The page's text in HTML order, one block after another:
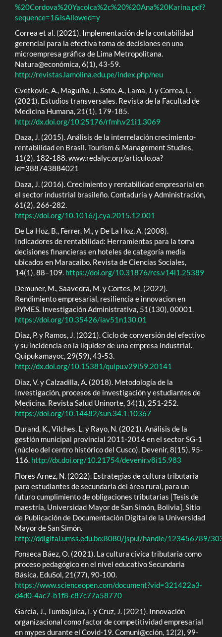
%20Cordova%20Yacolca%2c%20%20Ana%20Karina.pdf?
sequence=1&isAllowed=y
Correa et al. (2021). Implementación de la contabilidad
gerencial para la efectiva toma de decisiones en una
microempresa gráfica de Lima Metropolitana.
Natura@económica, 6(1), 43-59.
http://revistas.lamolina.edu.pe/index.php/neu
Cvetkovic, A., Maguiña, J., Soto, A., Lama, J. y Correa, L.
(2021). Estudios transversales. Revista de la Facultad de
Medicina Humana, 21(1), 179-185.
http://dx.doi.org/10.25176/rfmh.v21i1.3069
Daza, J. (2015). Análisis de la interrelación crecimiento-
rentabilidad en Brasil. Tourism & Management Studies,
11(2), 182-188. www.redalyc.org/articulo.oa?
id=388743884021
Daza, J. (2016). Crecimiento y rentabilidad empresarial en
el sector industrial brasileño. Contaduría y Administración,
61(2), 266-282.
https://doi.org/10.1016/j.cya.2015.12.001
De La Hoz, B., Ferrer, M., y De La Hoz, A. (2008).
Indicadores de rentabilidad: Herramientas para la toma
decisiones financieras en hoteles de categoría media
ubicados en Maracaibo. Revista de Ciencias Sociales,
14(1), 88–109. https://doi.org/10.31876/rcs.v14i1.25389
Demuner, M., Saavedra, M. y Cortes, M. (2022).
Rendimiento empresarial, resiliencia e innovacion en
PYMES. Investigación Administrativa, 51(130), 00001.
https://doi.org/10.35426/iav51n130.01
Díaz, P. y Ramos, J. (2021). Ciclo de conversión del efectivo
y su incidencia en la liquidez de una empresa industrial.
Quipukamayoc, 29(59), 43-53.
http://dx.doi.org/10.15381/quipu.v29i59.20141
Díaz, V. y Calzadilla, A. (2018). Metodología de la
Investigación, procesos de investigación y estudiantes de
Medicina. Revista Salud Uninorte, 34(1), 251-252.
https://doi.org/10.14482/sun.34.1.10367
Durand, K., Vilches, L. y Rayo, N. (2021). Análisis de la
gestión municipal provincial 2011-2014 en el sector SG-1
(núcleo del centro histórico del Cusco). Devenir, 8(15), 95-
116. http://dx.doi.org/10.21754/devenir.v8i15.983
Flores Arnez, N. (2022). Estrategias de cultura tributaria
para estudiantes de secundaria del área rural, para un
futuro cumplimiento de obligaciones tributarias [Tesis de
maestría, Universidad Mayor de San Simón, Bolivia]. Sitio
de Publicación de Documentación Digital de la Universidad
Mayor de San Simón.
http://ddigital.umss.edu.bo:8080/jspui/handle/123456789/
Fonseca Báez, O. (2021). La cultura cívica tributaria como
proceso pedagógico en el nivel educativo Secundaria
Básica. EduSol, 21(77), 90-100.
https://www.scienceopen.com/document?vid=321422a3-
d4d0-4ac7-b1f8-c87c77a58770
García, J., Tumbajulca, I. y Cruz, J. (2021). Innovación
organizacional como factor de competitividad empresarial
en mypes durante el Covid-19. Comuni@cción, 12(2), 99-